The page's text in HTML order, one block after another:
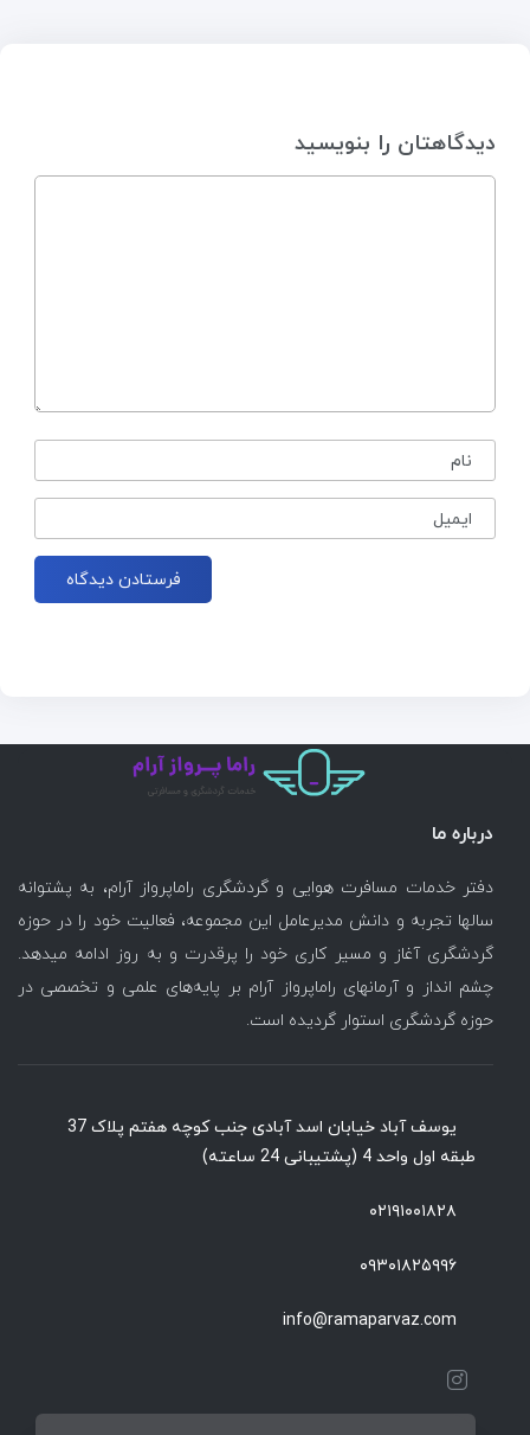
دیدگاهتان را بنویسید
نام
ایمیل
درباره ما
دفتر خدمات مسافرت هوایی و گردشگری راماپرواز آرام، به پشتوانه
سالها تجربه و دانش مدیرعامل این مجموعه، فعالیت خود را در حوزه
گردشگری آغاز و مسیر کاری خود را پرقدرت و به روز ادامه میدهد.
چشم انداز و آرمانهای راماپرواز آرام بر پایه‌های علمی و تخصصی در
حوزه گردشگری استوار گردیده است.
یوسف آباد خیابان اسد آبادی جنب کوچه هفتم پلاک 37
طبقه اول واحد 4 (پشتیبانی 24 ساعته)
۰۲۱۹۱۰۰۱۸۲۸
۰۹۳۰۱۸۲۵۹۹۶
info@ramaparvaz.com